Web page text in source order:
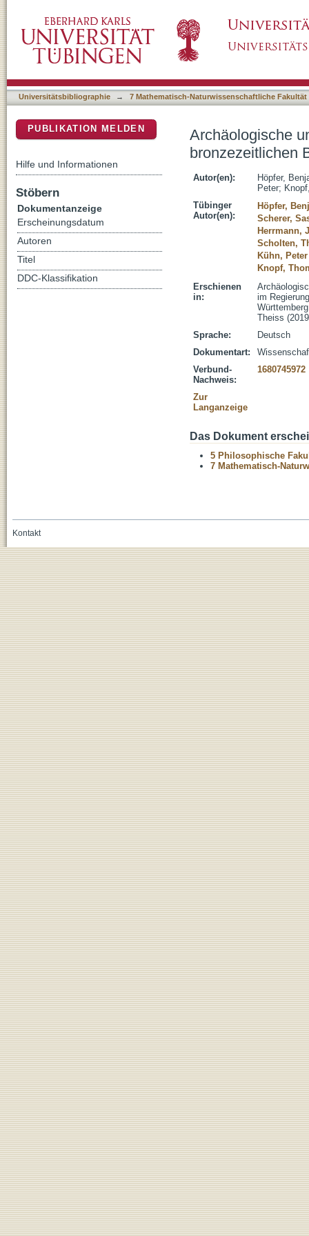
westlichen Allgäus bei Leutkirch
Universitätsbibliographie → 7 Mathematisch-Naturwissenschaftliche Fakultät
Archäologische
bronzezeitlichen
Autor(en):
Höpfer,
Peter;
Tübinger
Autor(en):
Höpfer,
Scherer,
Herrmann,
Scholten,
Kühn, Peter
Knopf,
Erschienen
in:
im
Theiss
Sprache:
Deutsch
Dokumentart:
Verbund-
Nachweis:
1680745972
Zur
Langanzeige
Das Dokument
5 Philosophische
7 Mathematisch-
PUBLIKATION MELDEN
Hilfe und Informationen
Stöbern
Dokumentanzeige
Erscheinungsdatum
Autoren
Titel
DDC-Klassifikation
Kontakt